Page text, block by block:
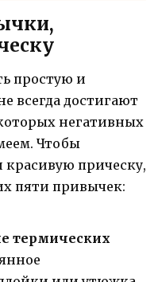
простую и
всегда достигают
негативных
Чтобы
красивую прическу,
пяти привычек:
термических